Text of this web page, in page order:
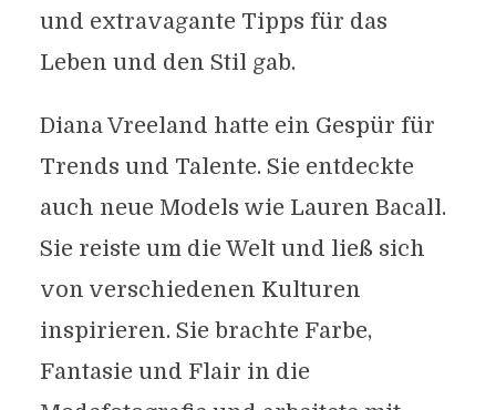
und extravagante Tipps für das
Leben und den Stil gab.
Diana Vreeland hatte ein Gespür für
Trends und Talente. Sie entdeckte
auch neue Models wie Lauren Bacall.
Sie reiste um die Welt und ließ sich
von verschiedenen Kulturen
inspirieren. Sie brachte Farbe,
Fantasie und Flair in die